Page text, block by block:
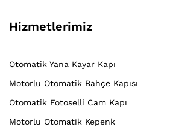
Hizmetlerimiz
Otomatik Yana Kayar Kapı
Motorlu Otomatik Bahçe Kapısı
Otomatik Fotoselli Cam Kapı
Motorlu Otomatik Kepenk